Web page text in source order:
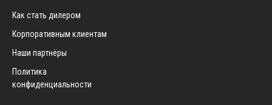
Как стать дилером
Корпоративным клиентам
Наши партнёры
Политика
конфиденциальности